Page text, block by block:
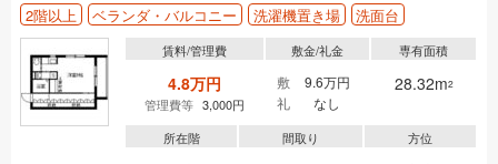
2階以上
ベランダ・バルコニー 洗濯機置き場 洗面台
賃料/管理費
4.8万円
管理費等 3,000円
敷金/礼金
敷
9.6万円
礼
なし
専有面積
28.32m2
所在階 間取り 方位